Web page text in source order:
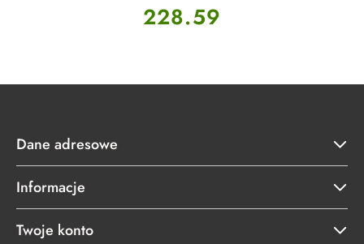
Cena:
228.59
Dane adresowe
Informacje
Twoje konto